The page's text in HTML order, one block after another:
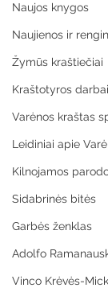
Naujos knygos
Naujienos ir
Žymūs kraštiečiai
Kraštotyros darbai
Varėnos kraštas
Leidiniai apie
Kilnojamos
Sidabrinės bitės
Garbės ženklas
Adolfo
Vinco Krėvės-